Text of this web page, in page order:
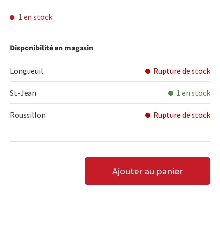
1 en stock
Disponibilité en magasin
Longueuil Rupture de stock
St-Jean 1 en stock
Roussillon Rupture de stock
DIMINUER LA QUANTITÉ
AUGMENTER LA QUANTITÉ
Ajouter au panier